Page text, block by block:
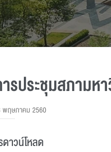
รประชุมสภามห
ฤษภาคม 2560
ดาวน์โหลด